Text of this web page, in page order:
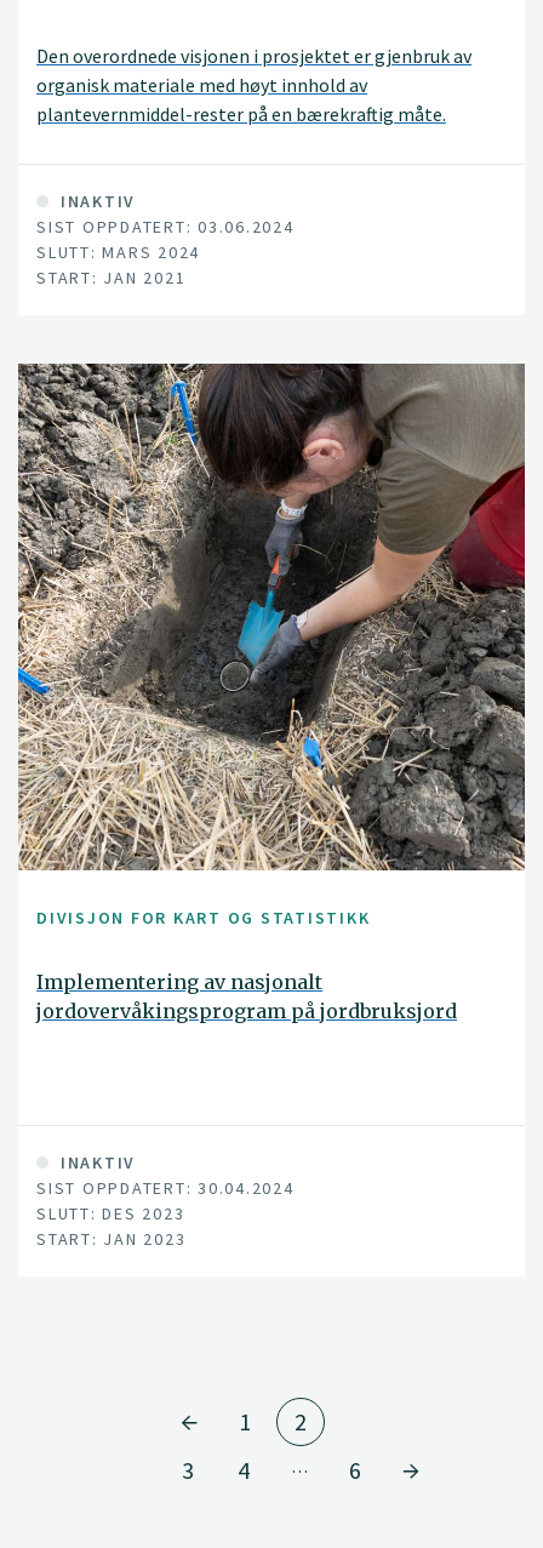
Den overordnede visjonen i prosjektet er gjenbruk av
organisk materiale med høyt innhold av
plantevernmiddel-rester på en bærekraftig måte.
under kompostering og under anaerob utråtning
(biogassprosesser), samt optimalisering av
behandlingsforhold for å stimulere til omdanning av de
mest tungt nedbrytbare plantevernmidlene, er
hovedmålet i prosjektet.
INAKTIV
SIST OPPDATERT: 03.06.2024
SLUTT: MARS 2024
START: JAN 2021
DIVISJON FOR KART OG STATISTIKK
Implementering av nasjonalt
jordovervåkingsprogram på jordbruksjord
INAKTIV
SIST OPPDATERT: 30.04.2024
SLUTT: DES 2023
START: JAN 2023
1
2
3
4 … 6